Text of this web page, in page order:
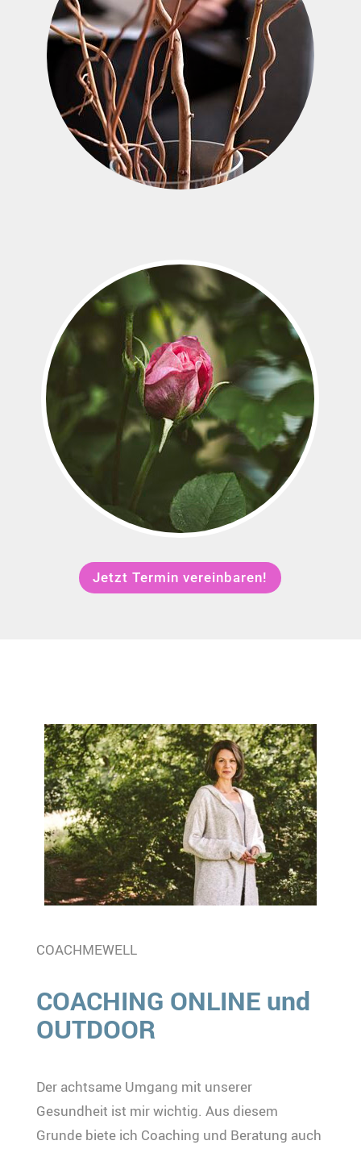
Jetzt Termin vereinbaren!
COACHMEWELL
COACHING ONLINE und
OUTDOOR
Der achtsame Umgang mit unserer
Gesundheit ist mir wichtig. Aus diesem
Grunde biete ich Coaching und Beratung auch